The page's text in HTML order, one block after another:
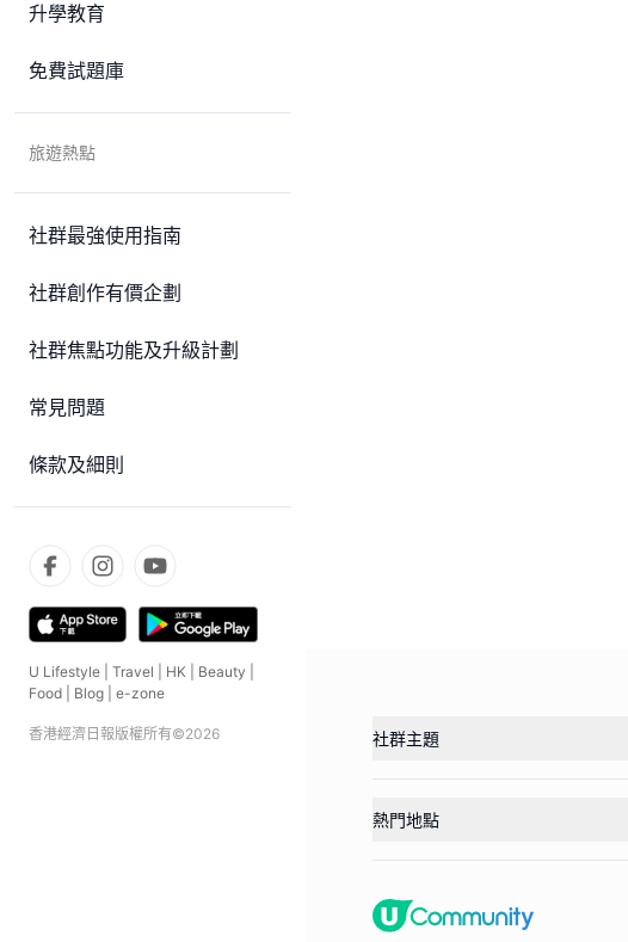
升學教育
免費試題庫
旅遊熱點
社群最強使用指南
社群創作有價企劃
社群焦點功能及升級計劃
常見問題
條款及細則
U Lifestyle Travel HK Beauty
Food
Blog e-zone
香港經濟日報版權所有©2026 社群主題
熱門地點